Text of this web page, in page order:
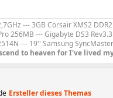
--- 3GB Corsair XMS2
256MB --- Gigabyte DS3
--- 19'' Samsung
to heaven for I've lived
Ersteller dieses Themas